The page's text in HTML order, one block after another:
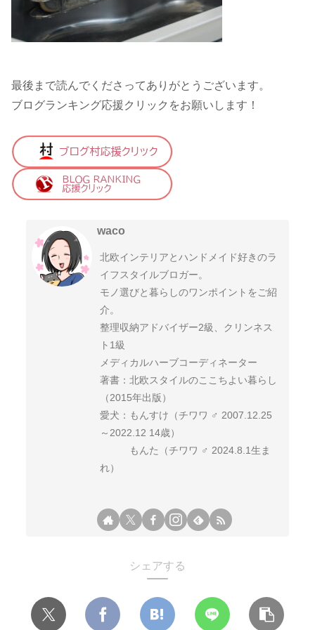
最後まで読んでくださってありがとうございます。
ブログランキング応援クリックをお願いします！
waco
北欧インテリアとハンドメイド好きのラ
イフスタイルブロガー。
モノ選びと暮らしのワンポイントをご紹
介。
整理収納アドバイザー2級、クリンネス
ト1級
メディカルハーブコーディネーター
著書：北欧スタイルのここちよい暮らし
（2015年出版）
愛犬：もんすけ（チワワ ♂ 2007.12.25
～2022.12 14歳）
もんた（チワワ ♂ 2024.8.1生ま
れ）
シェアする